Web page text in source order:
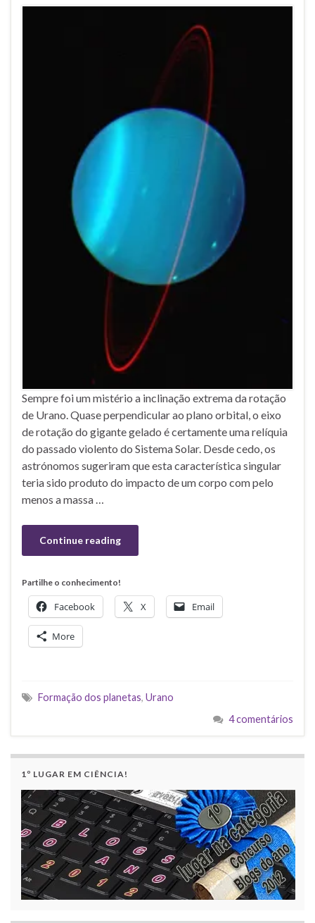
Sempre foi um mistério a inclinação extrema da rotação
de Urano. Quase perpendicular ao plano orbital, o eixo
de rotação do gigante gelado é certamente uma relíquia
do passado violento do Sistema Solar. Desde cedo, os
astrónomos sugeriram que esta característica singular
teria sido produto do impacto de um corpo com pelo
menos a massa …
Continue reading
Partilhe o conhecimento!
Facebook X Email
More
Formação dos planetas, Urano
4 comentários
1º LUGAR EM CIÊNCIA!